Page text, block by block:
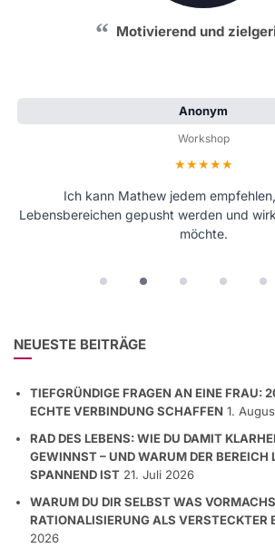
Motivierend und
Anonym
Workshop
Ich kann Mathew jedem
Lebensbereichen gepusht werden und
möchte.
NEUESTE BEITRÄGE
TIEFGRÜNDIGE FRAGEN AN EINE FRAU:
ECHTE VERBINDUNG SCHAFFEN 1.
RAD DES LEBENS: WIE DU DAMIT
GEWINNST – UND WARUM DER BEREICH
SPANNEND IST 21. Juli 2026
WARUM DU DIR SELBST WAS
RATIONALISIERUNG ALS VERSTECKTER
2026